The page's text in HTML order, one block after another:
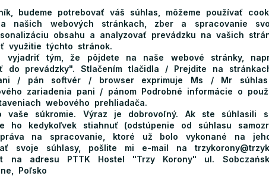
etnograf.
prowadzi wykwalifikowany ratownik GOPR. Opowie
na uniknięcie niebezpiecznych sytuacji w górach. Każdy
plecaka, jak należy wzywać pomoc oraz jak wygląda
tajniki wykonywania ozdób z miedzi. Gawędziarz
Następnie dzieci samodzielnie próbują wykonać
szkoły w Pieninach.
budeme potrebovať váš súhlas, môžeme používať
našich webových stránkach, zber a spracovanie
obsahu a analyzovať prevádzku na vašich
využitie týchto stránok.
vyjadriť tým, že pôjdete na naše webové stránky,
do prevádzky". Stlačením tlačidla / Prejdite na
/ pán softvér / browser exprimuje Ms / Mr
zariadenia pani / pánom Podrobné informácie o
webového prehliadača.
vaše súkromie. Výraz je dobrovoľný. Ak ste súhlasili
ho kedykoľvek stiahnuť (odstúpenie od súhlasu
práva na spracovanie, ktoré už bolo vykonané na
svoje súhlasy, pošlite mi e-mail na
na adresu PTTK Hostel "Trzy Korony" ul.
Poľsko